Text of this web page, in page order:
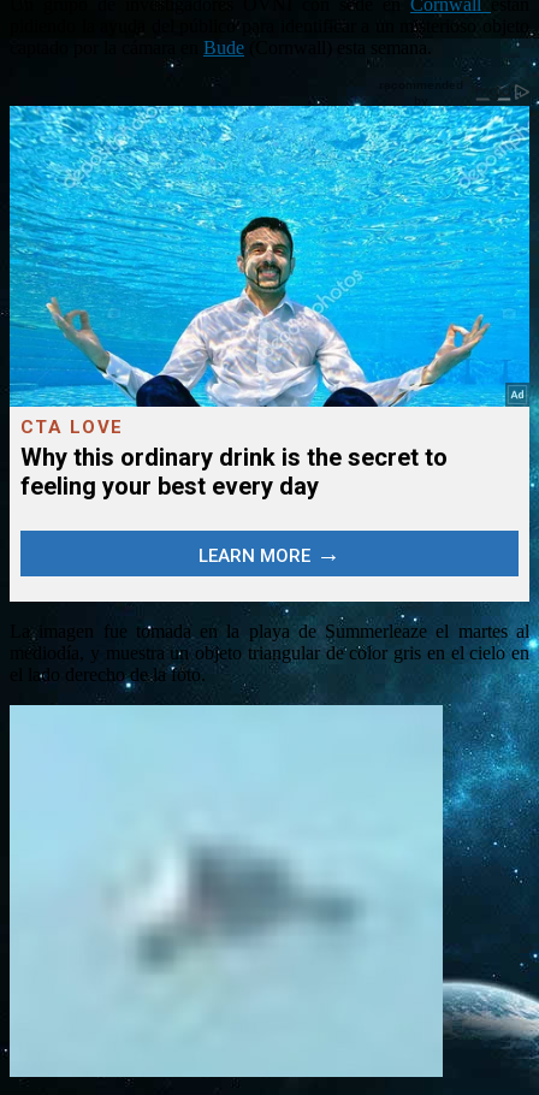
Un grupo de investigadores OVNI con sede en Cornwall
pidiendo la ayuda del público para identificar a un misterioso objeto
Bude
La imagen fue tomada en la playa de Summerleaze el martes al
mediodía, y muestra un objeto triangular de color gris en el cielo en
el lado derecho de la foto.